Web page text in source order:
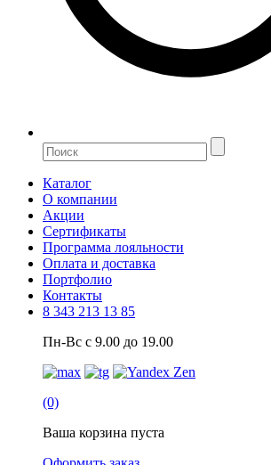
Каталог
О компании
Акции
Сертификаты
Программа лояльности
Оплата и доставка
Портфолио
Контакты
8 343 213 13 85
Пн-Вс с 9.00 до 19.00
(0)
Ваша корзина пуста